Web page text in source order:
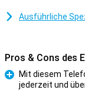
Ausführliche
Pros & Cons des
Mit diesem
jederzeit und